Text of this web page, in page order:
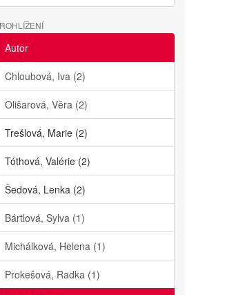
Autor
Chloubová, Iva (2)
Olišarová, Věra (2)
Trešlová, Marie (2)
Tóthová, Valérie (2)
Šedová, Lenka (2)
Bártlová, Sylva (1)
Michálková, Helena (1)
Prokešová, Radka (1)